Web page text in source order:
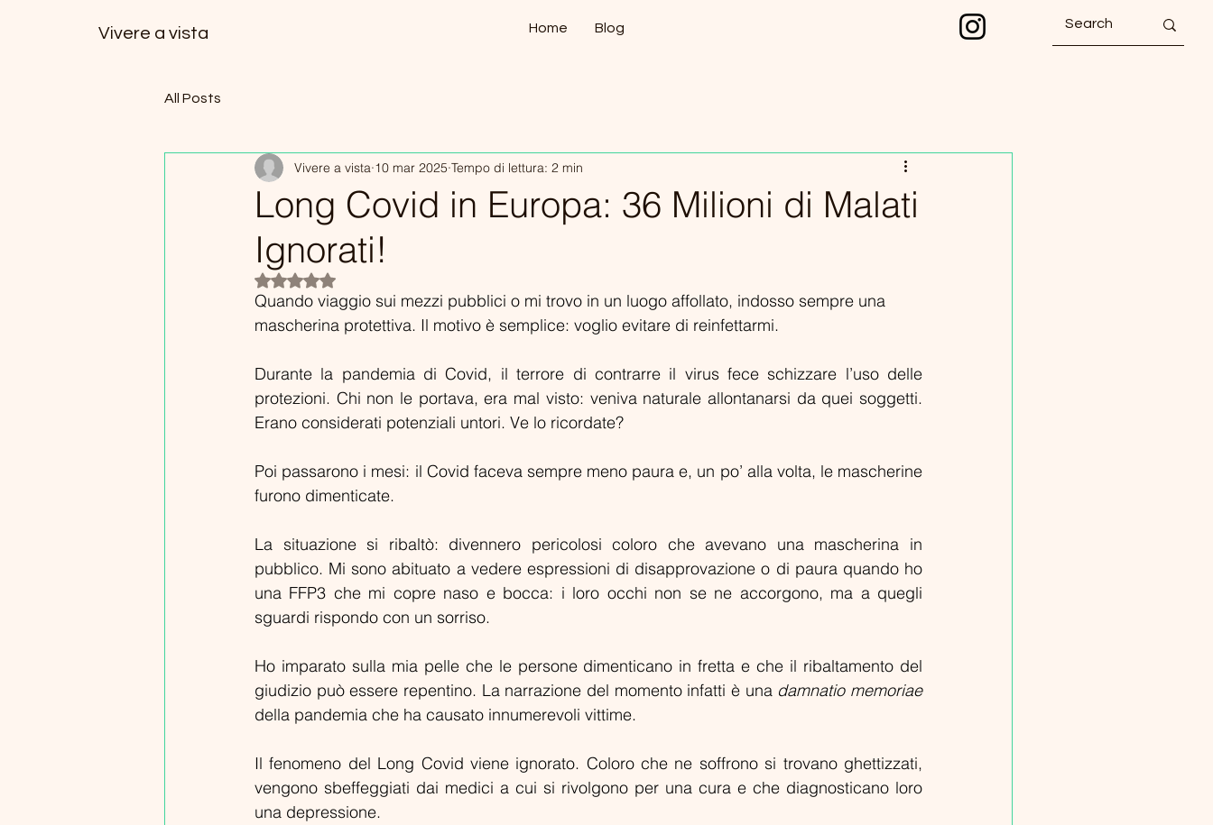
Vivere a vista Home Blog
All Posts
Long Covid in Europa: 36 Milioni di Malati
Ignorati!
Vivere a vista 10 mar 2025 Tempo di lettura: 2 min
Valutazione NaN stelle su 5.
Quando viaggio sui mezzi pubblici o mi trovo in un luogo affollato, indosso sempre una
mascherina protettiva. Il motivo è semplice: voglio evitare di reinfettarmi.
Durante la pandemia di Covid, il terrore di contrarre il virus fece schizzare l’uso delle
protezioni. Chi non le portava, era mal visto: veniva naturale allontanarsi da quei soggetti.
Erano considerati potenziali untori. Ve lo ricordate?
Poi passarono i mesi: il Covid faceva sempre meno paura e, un po’ alla volta, le mascherine
furono dimenticate.
La situazione si ribaltò: divennero pericolosi coloro che avevano una mascherina in
pubblico. Mi sono abituato a vedere espressioni di disapprovazione o di paura quando ho
una FFP3 che mi copre naso e bocca: i loro occhi non se ne accorgono, ma a quegli
sguardi rispondo con un sorriso.
Ho imparato sulla mia pelle che le persone dimenticano in fretta e che il ribaltamento del
giudizio può essere repentino. La narrazione del momento infatti è una damnatio memoriae
della pandemia che ha causato innumerevoli vittime.
Il fenomeno del Long Covid viene ignorato. Coloro che ne soffrono si trovano ghettizzati,
vengono sbeffeggiati dai medici a cui si rivolgono per una cura e che diagnosticano loro
una depressione.